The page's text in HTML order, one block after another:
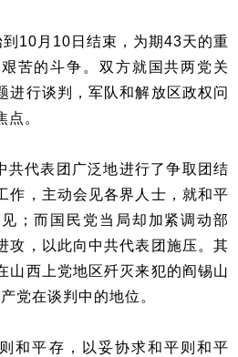
月10日结束，为期43天的重
苦的斗争。双方就国共两党关
进行谈判，军队和解放区政权问
。
代表团广泛地进行了争取团结
作，主动会见各界人士，就和平
；而国民党当局却加紧调动部
攻，以此向中共代表团施压。其
山西上党地区歼灭来犯的阎锡山
党在谈判中的地位。
平存，以妥协求和平则和平